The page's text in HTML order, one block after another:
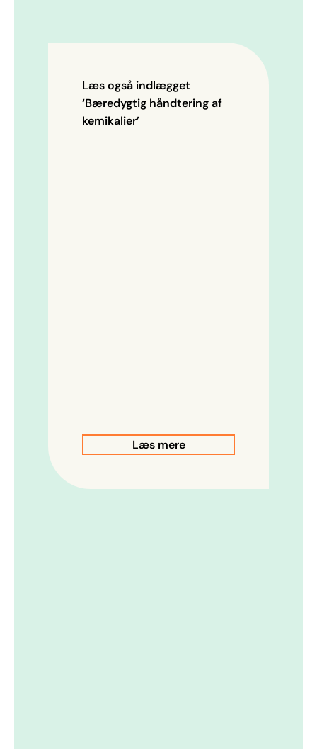
Læs også indlægget
‘Bæredygtig håndtering af
kemikalier’
Læs mere